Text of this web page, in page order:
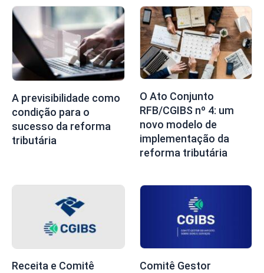
A previsibilidade como
condição para o
sucesso da reforma
tributária
O Ato Conjunto
RFB/CGIBS nº 4: um
novo modelo de
implementação da
reforma tributária
Receita e Comitê
Comitê Gestor